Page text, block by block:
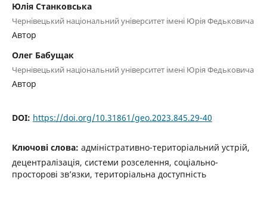
Юлія Станковська
Чернівецький національний університет імені Юрія Федьковича
Автор
Олег Бабущак
Чернівецький національний університет імені Юрія Федьковича
Автор
DOI: https://doi.org/10.31861/geo.2023.845.29-40
Ключові слова: адміністративно-територіальний устрій,
децентралізація, системи розселення, соціально-
просторові зв’язки, територіальна доступність